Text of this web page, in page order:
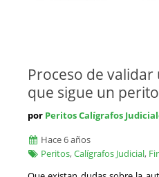
Proceso de
que sigue un
por Peritos Calígrafos
Hace 6 años
Peritos,Calígrafos Judicial,